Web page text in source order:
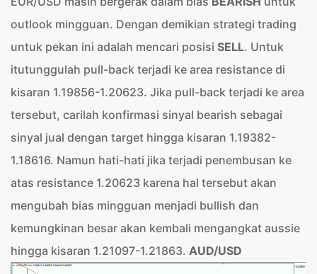
outlook mingguan. Dengan demikian strategi trading
untuk pekan ini adalah mencari posisi SELL. Untuk
itutunggulah pull-back terjadi ke area resistance di
kisaran 1.19856-1.20623. Jika pull-back terjadi ke area
tersebut, carilah konfirmasi sinyal bearish sebagai
sinyal jual dengan target hingga kisaran 1.19382-
1.18616. Namun hati-hati jika terjadi penembusan ke
atas resistance 1.20623 karena hal tersebut akan
mengubah bias mingguan menjadi bullish dan
kemungkinan besar akan kembali mengangkat aussie
hingga kisaran 1.21097-1.21863. AUD/USD